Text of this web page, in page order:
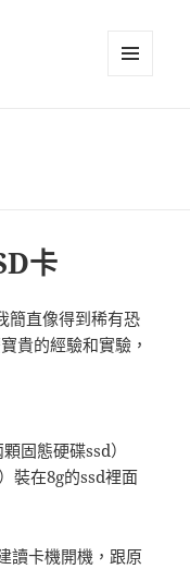
卡
簡直像得到稀有恐
貴的經驗和實驗，
固態硬碟ssd）
裝在8g的ssd裡面
讀卡機開機，跟原